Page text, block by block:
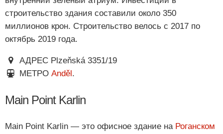
строительство здания составили около 350
миллионов крон. Строительство велось с 2017 по
октябрь 2019 года.
АДРЕС Plzeňská 3351/19
МЕТРО Anděl.
Main Point Karlin
Main Point Karlin — это офисное здание на Роганском